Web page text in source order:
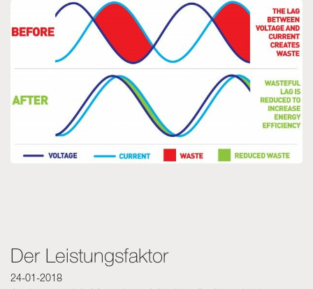
Der Leistungsfaktor
24-01-2018